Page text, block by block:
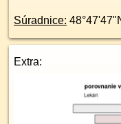
Súradnice:
Extra: